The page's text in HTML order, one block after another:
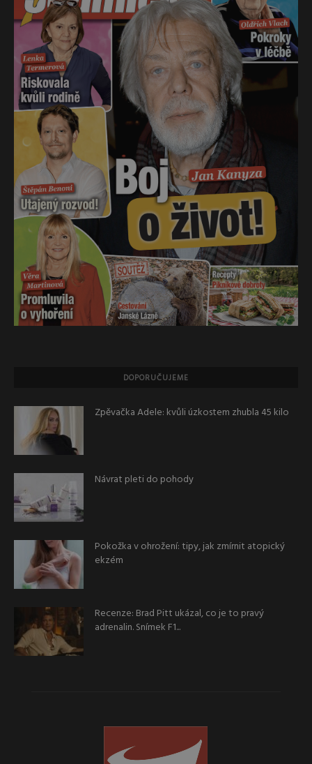
DOPORUČUJEME
Zpěvačka Adele: kvůli úzkostem zhubla 45 kilo
Návrat pleti do pohody
Pokožka v ohrožení: tipy, jak zmírnit atopický
ekzém
Recenze: Brad Pitt ukázal, co je to pravý
adrenalin. Snímek F1...